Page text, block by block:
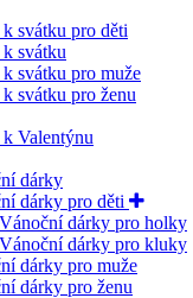
svátku pro děti
svátku
svátku pro muže
svátku pro ženu
Valentýnu
dárky
dárky pro děti
Vánoční dárky pro holky
Vánoční dárky pro kluky
dárky pro muže
dárky pro ženu